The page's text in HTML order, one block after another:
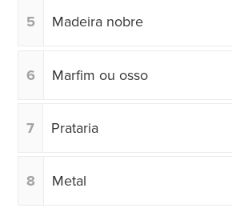
5 Madeira nobre
6 Marfim ou osso
7 Prataria
8 Metal